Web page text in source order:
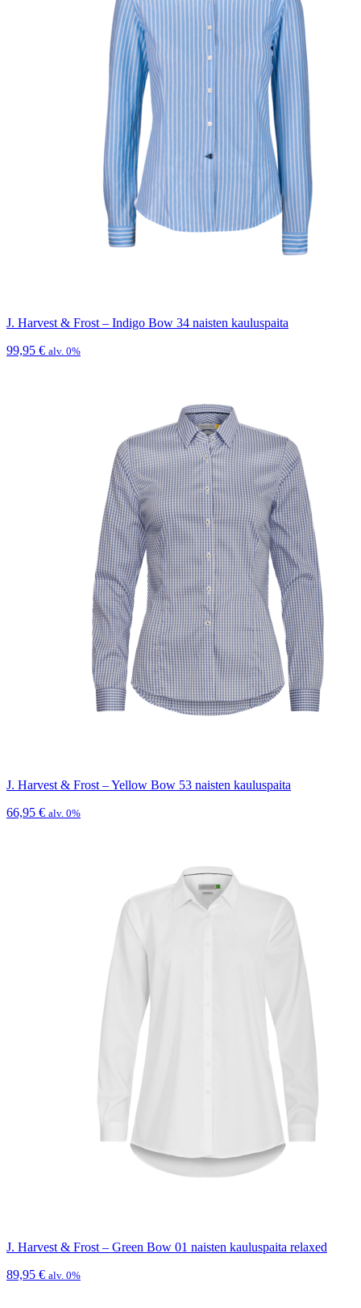
J. Harvest & Frost – Indigo Bow 34 naisten kauluspaita
99,95 € alv. 0%
J. Harvest & Frost – Yellow Bow 53 naisten kauluspaita
66,95 € alv. 0%
J. Harvest & Frost – Green Bow 01 naisten kauluspaita relaxed
89,95 € alv. 0%